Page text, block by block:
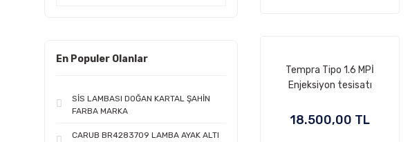
En Populer Olanlar
SİS LAMBASI DOĞAN KARTAL ŞAHİN
FARBA MARKA
CARUB BR4283709 LAMBA AYAK ALTI
Tempra Tipo 1.6 MPİ
Enjeksiyon tesisatı
18.500,00 TL